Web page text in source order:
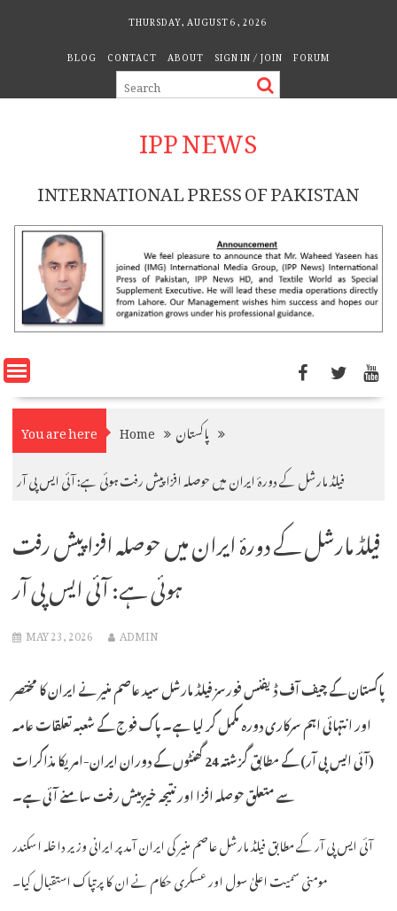
THURSDAY, AUGUST 6, 2026
BLOG CONTACT ABOUT SIGN IN / JOIN FORUM
IPP NEWS
INTERNATIONAL PRESS OF PAKISTAN
You are here Home
پاکستان
فیلڈ مارشل کے دورۂ ایران میں حوصلہ افزا پیش رفت ہوئی ہے: آئی ایس پی آر
فیلڈ مارشل کے دورۂ ایران میں حوصلہ افزا پیش رفت
ہوئی ہے: آئی ایس پی آر
MAY 23, 2026 ADMIN
پاکستان کے چیف آف ڈیفنس فورسز فیلڈ مارشل سید عاصم منیر نے ایران کا مختصر
اور انتہائی اہم سرکاری دورہ مکمل کر لیا ہے۔ پاک فوج کے شعبہ تعلقات عامہ
(آئی ایس پی آر) کے مطابق گزشتہ 24 گھنٹوں کے دوران ایران-امریکا مذاکرات
سے متعلق حوصلہ افزا اور نتیجہ خیز پیش رفت سامنے آئی ہے۔
آئی ایس پی آر کے مطابق فیلڈ مارشل عاصم منیر کی ایران آمد پر ایرانی وزیر داخلہ اسکندر
مومنی سمیت اعلیٰ سول اور عسکری حکام نے ان کا پرتپاک استقبال کیا۔